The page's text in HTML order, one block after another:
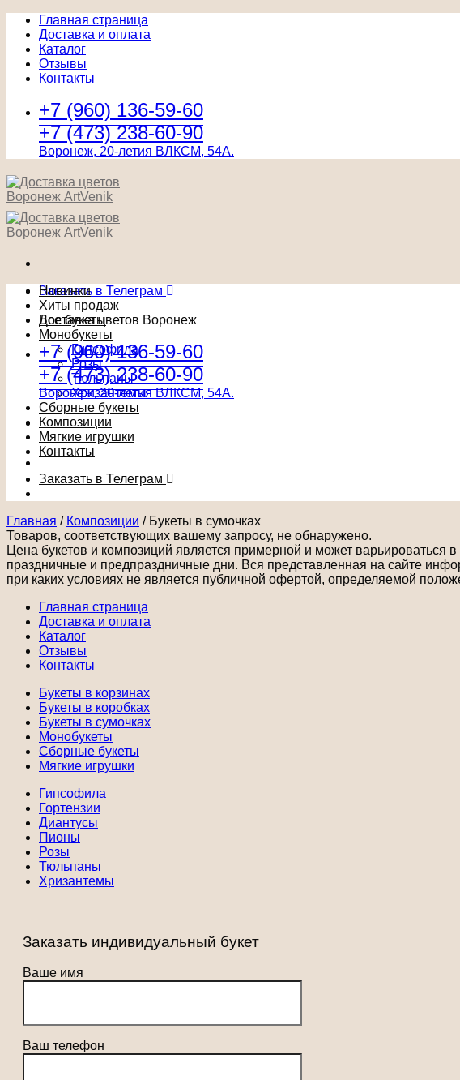
Главная страница
Доставка и оплата
Каталог
Отзывы
Контакты
+7 (960) 136-59-60
+7 (473) 238-60-90
Воронеж, 20-летия ВЛКСМ, 54А.
Заказать в Телеграм
Доставка цветов Воронеж
+7 (960) 136-59-60
+7 (473) 238-60-90
Воронеж, 20-летия ВЛКСМ, 54А.
Новинки
Хиты продаж
Все букеты
Монобукеты
Гипсофила
Розы
Тюльпаны
Хризантемы
Сборные букеты
Композиции
Мягкие игрушки
Контакты
Заказать в Телеграм
Главная / Композиции /Букеты в сумочках
Товаров, соответствующих вашему запросу, не обнаружено.
Цена букетов и композиций является примерной и может варьироваться
праздничные и предпраздничные дни. Вся представленная на сайте
при каких условиях не является публичной офертой, определяемой
Главная страница
Доставка и оплата
Каталог
Отзывы
Контакты
Букеты в корзинах
Букеты в коробках
Букеты в сумочках
Монобукеты
Сборные букеты
Мягкие игрушки
Гипсофила
Гортензии
Диантусы
Пионы
Розы
Тюльпаны
Хризантемы
Заказать индивидуальный букет
Ваше имя
Ваш телефон